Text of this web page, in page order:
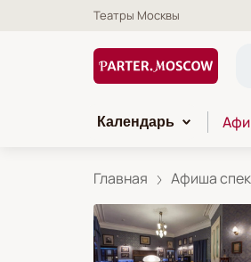
Театры Москвы
Календарь
Главная Афиша